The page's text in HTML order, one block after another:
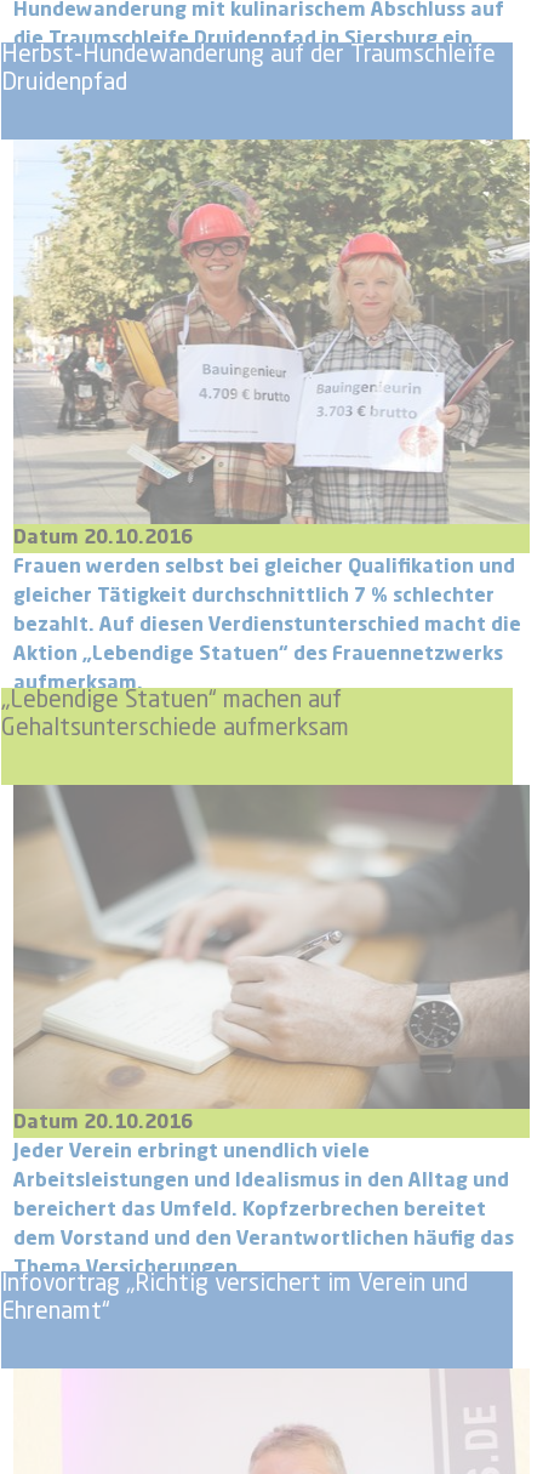
Herbst-Hundewanderung auf der Traumschleife
Druidenpfad
Hundewanderung mit kulinarischem Abschluss auf
die Traumschleife Druidenpfad in Siersburg ein.
„Lebendige Statuen“ machen auf
Gehaltsunterschiede aufmerksam
Datum 20.10.2016
Frauen werden selbst bei gleicher Qualifikation und
gleicher Tätigkeit durchschnittlich 7 % schlechter
bezahlt. Auf diesen Verdienstunterschied macht die
Aktion „Lebendige Statuen“ des Frauennetzwerks
aufmerksam.
Infovortrag „Richtig versichert im Verein und
Ehrenamt“
Datum 20.10.2016
Jeder Verein erbringt unendlich viele
Arbeitsleistungen und Idealismus in den Alltag und
bereichert das Umfeld. Kopfzerbrechen bereitet
dem Vorstand und den Verantwortlichen häufig das
Thema Versicherungen.